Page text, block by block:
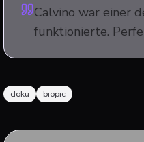
Calvino war einer
funktionierte.
doku biopic